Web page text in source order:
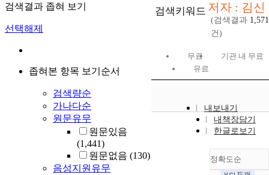
검색결과 좁혀 보기
선택해제
좁혀본 항목 보기순서
검색량순
가나다순
원문유무
원문있음
(1,441)
원문없음 (130)
음성지원유무
검색키워드 저자 : 김신
(검색결과 1,571
건)
무료
기관 내 무료
유료
내보내기
내책장담기
한글로보기
정확도순